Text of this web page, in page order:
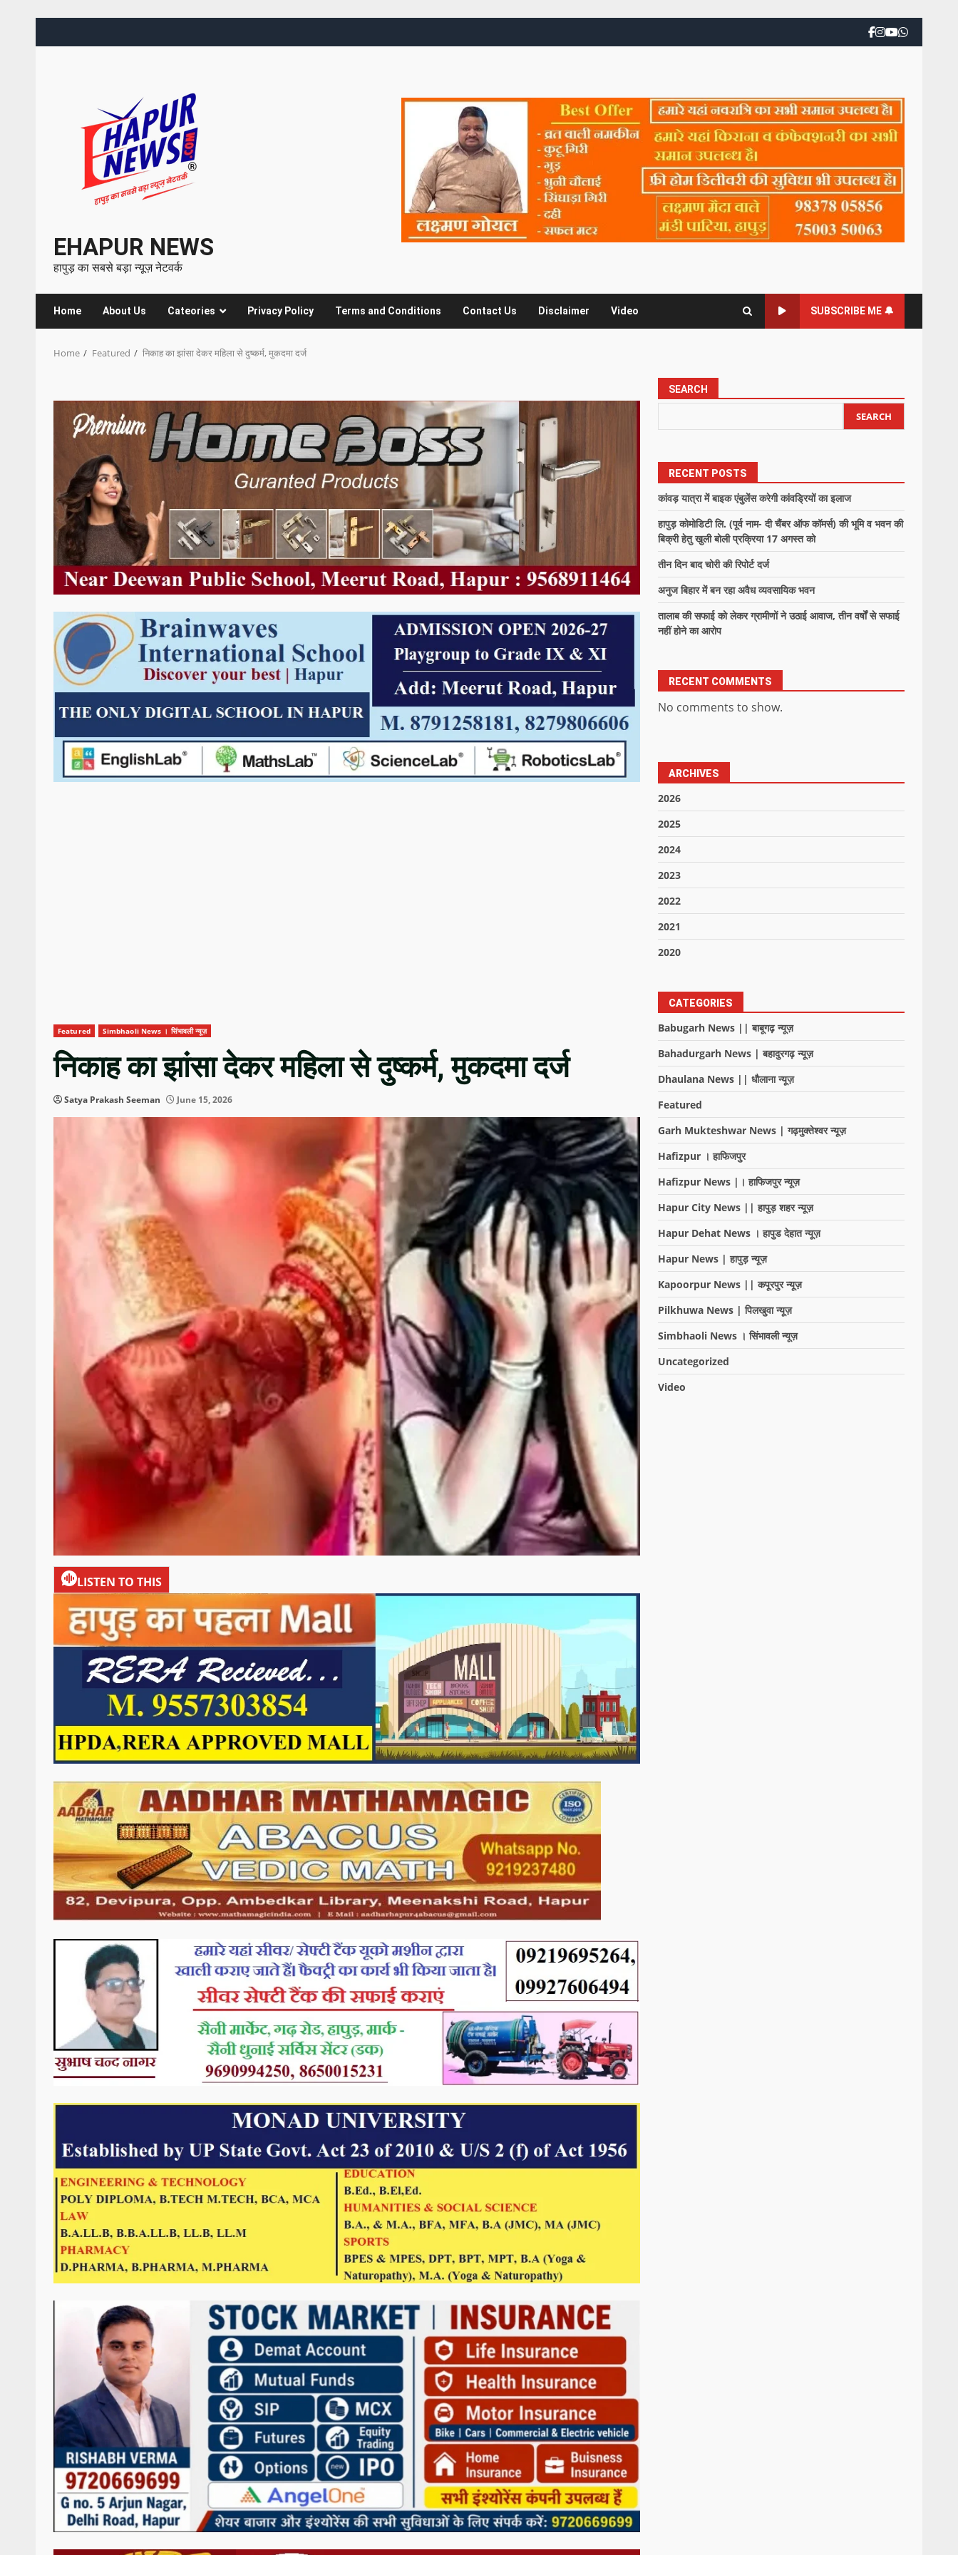
EHAPUR NEWS
हापुड़ का सबसे बड़ा न्यूज़ नेटवर्क
Home About Us Cateories Privacy Policy Terms and Conditions Contact Us Disclaimer Video SUBSCRIBE ME 🔔
Home Featured निकाह का झांसा देकर महिला से दुष्कर्म, मुकदमा दर्ज
Featured Simbhaoli News । सिंभावली न्यूज़
निकाह का झांसा देकर महिला से दुष्कर्म, मुकदमा दर्ज
Satya Prakash Seeman June 15, 2026
LISTEN TO THIS
SEARCH
SEARCH
RECENT POSTS
कांवड़ यात्रा में बाइक एंबुलेंस करेगी कांवड्रियों का इलाज
हापुड़ कोमोडिटी लि. (पूर्व नाम- दी चैंबर ऑफ कॉमर्स) की भूमि व भवन की
बिक्री हेतु खुली बोली प्रक्रिया 17 अगस्त को
तीन दिन बाद चोरी की रिपोर्ट दर्ज
अनुज बिहार में बन रहा अवैध व्यवसायिक भवन
तालाब की सफाई को लेकर ग्रामीणों ने उठाई आवाज, तीन वर्षों से सफाई
नहीं होने का आरोप
RECENT COMMENTS
No comments to show.
ARCHIVES
2026
2025
2024
2023
2022
2021
2020
CATEGORIES
Babugarh News || बाबूगढ़ न्यूज़
Bahadurgarh News | बहादुरगढ़ न्यूज़
Dhaulana News || धौलाना न्यूज़
Featured
Garh Mukteshwar News | गढ़मुक्तेश्वर न्यूज़
Hafizpur । हाफिजपुर
Hafizpur News |। हाफिजपुर न्यूज़
Hapur City News || हापुड़ शहर न्यूज़
Hapur Dehat News । हापुड देहात न्यूज़
Hapur News | हापुड़ न्यूज़
Kapoorpur News || कपूरपुर न्यूज़
Pilkhuwa News | पिलखुवा न्यूज़
Simbhaoli News । सिंभावली न्यूज़
Uncategorized
Video